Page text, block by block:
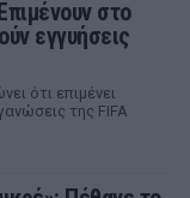
στο
εγγυήσεις
ότι επιμένει
της FIFA